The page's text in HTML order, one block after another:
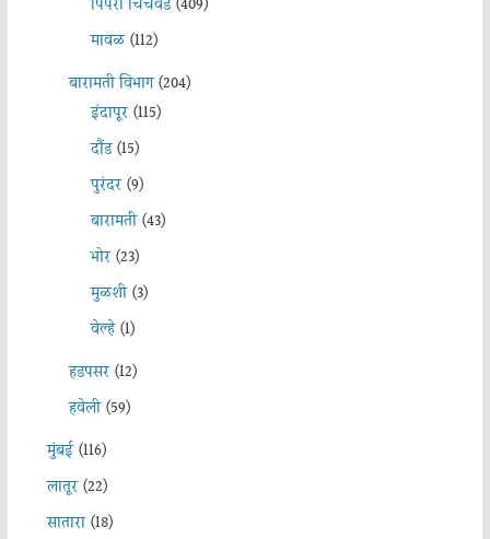
पिंपरी चिचंवड(409)
मावळ(112)
बारामती विभाग(204)
इंदापूर(115)
दौंड(15)
पुरंदर(9)
बारामती(43)
भोर(23)
मुळशी(3)
वेल्हे(1)
हडपसर(12)
हवेली(59)
मुंबई(116)
लातूर(22)
सातारा(18)